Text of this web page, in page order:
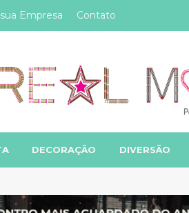
Empresa Contato
DECORAÇÃO DIVERSÃO